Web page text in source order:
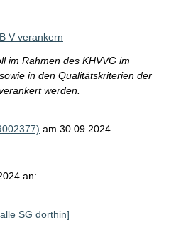
V verankern
im Rahmen des KHVVG im
in den Qualitätskriterien der
werden.
am 30.09.2024
an:
SG dorthin]